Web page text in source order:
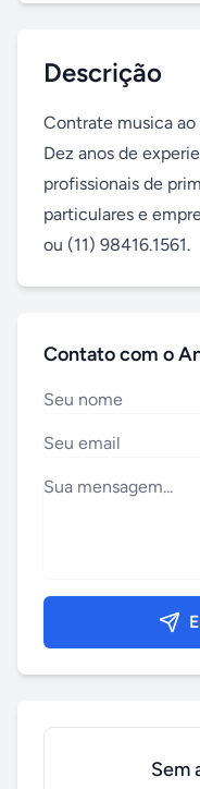
Descrição
Contrate musica ao
Dez anos de
profissionais de
particulares e
ou (11) 98416.1561.
Contato com o
Sem